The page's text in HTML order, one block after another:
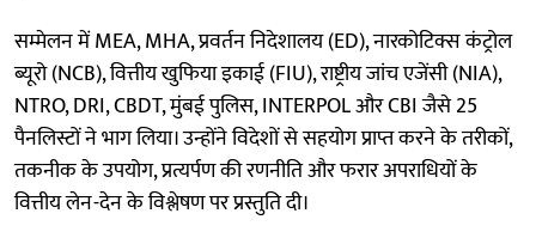
सम्मेलन में MEA, MHA, प्रवर्तन निदेशालय (ED), नारकोटिक्स कंट्रोल
ब्यूरो (NCB), वित्तीय खुफिया इकाई (FIU), राष्ट्रीय जांच एजेंसी (NIA),
NTRO, DRI, CBDT, मुंबई पुलिस, INTERPOL और CBI जैसे 25
पैनलिस्टों ने भाग लिया। उन्होंने विदेशों से सहयोग प्राप्त करने के तरीकों,
तकनीक के उपयोग, प्रत्यर्पण की रणनीति और फरार अपराधियों के
वित्तीय लेन-देन के विश्लेषण पर प्रस्तुति दी।